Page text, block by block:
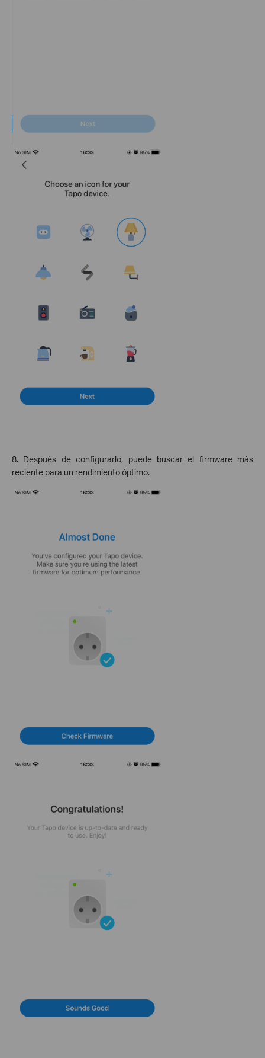
8. Después de configurarlo, puede buscar el firmware más
reciente para un rendimiento óptimo.